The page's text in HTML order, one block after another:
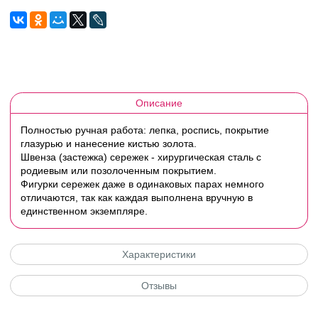
Описание
Полностью ручная работа: лепка, роспись, покрытие
глазурью и нанесение кистью золота.
Швенза (застежка) сережек - хирургическая сталь с
родиевым или позолоченным покрытием.
Фигурки сережек даже в одинаковых парах немного
отличаются, так как каждая выполнена вручную в
единственном экземпляре.
Характеристики
Отзывы